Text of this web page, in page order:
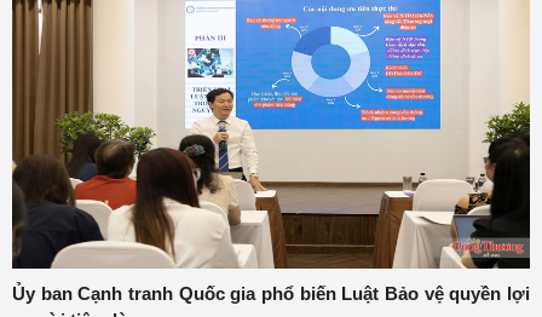
Ủy ban Cạnh tranh Quốc gia phổ biến Luật Bảo vệ quyền lợi